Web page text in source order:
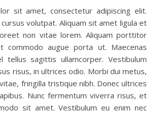
volutpat. Aliquam sit amet ligula et
non vitae lorem. Aliquam porttitor
commodo augue porta ut. Maecenas
tellus sagittis ullamcorper. Vestibulum
risus, in ultrices odio. Morbi dui metus,
fringilla tristique nibh. Donec ultrices
Nunc fermentum viverra risus, et
sit amet. Vestibulum eu enim nec